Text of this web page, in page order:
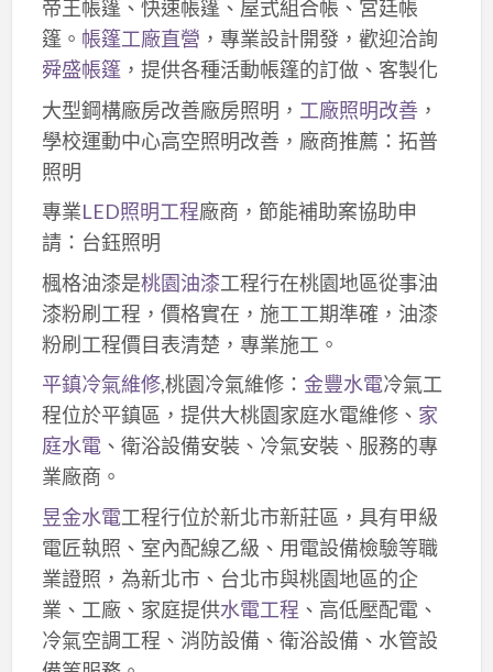
帝王帳篷、快速帳篷、屋式組合帳、宮廷帳
篷。 帳篷工廠直營 ，專業設計開發，歡迎洽詢
舜盛帳篷，提供各種活動帳篷的訂做、客製化
大型鋼構廠房改善廠房照明， 工廠照明改善，
學校運動中心高空照明改善，廠商推薦：拓普
照明
專業LED照明工程廠商，節能補助案協助申
請：台鈺照明
楓格油漆是桃園油漆工程行在桃園地區從事油
漆粉刷工程，價格實在，施工工期準確，油漆
粉刷工程價目表清楚，專業施工。
平鎮冷氣維修,桃園冷氣維修： 金豐水電冷氣工
程位於平鎮區，提供大桃園家庭水電維修、 家
庭水電、衛浴設備安裝、冷氣安裝、服務的專
業廠商。
昱金水電工程行位於新北市新莊區，具有甲級
電匠執照、室內配線乙級、用電設備檢驗等職
業證照，為新北市、台北市與桃園地區的企
業、工廠、家庭提供水電工程 、高低壓配電、
冷氣空調工程、消防設備、衛浴設備、水管設